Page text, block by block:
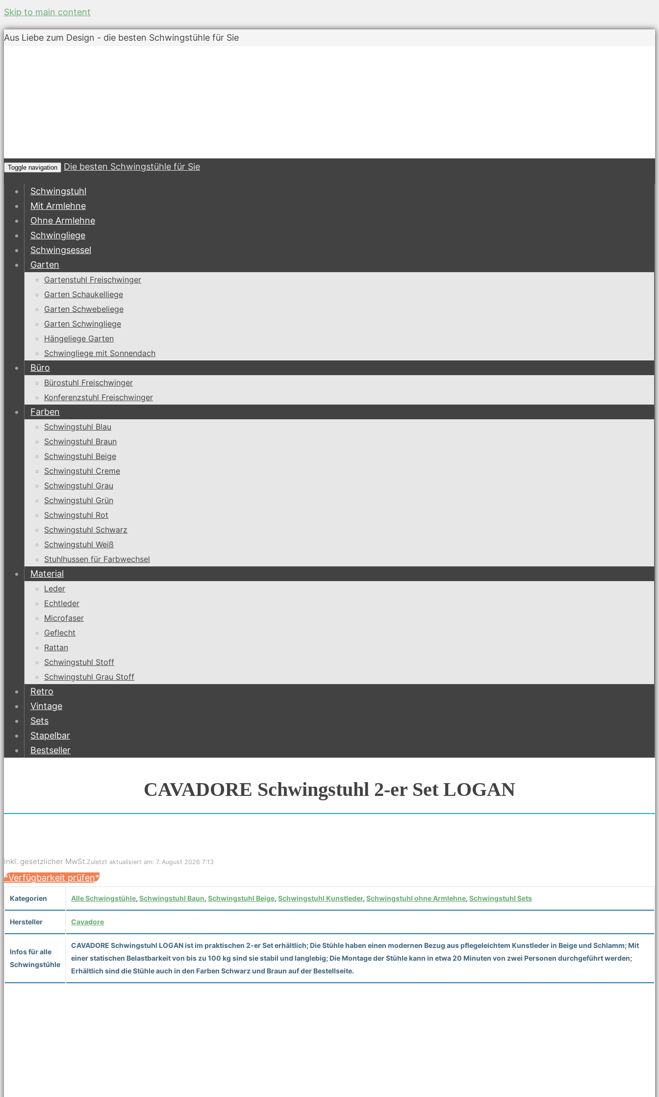
Skip to main content
Aus Liebe zum Design - die besten Schwingstühle für Sie
Toggle navigation Die besten Schwingstühle für Sie
Schwingstuhl
Mit Armlehne
Ohne Armlehne
Schwingliege
Schwingsessel
Garten
Gartenstuhl Freischwinger
Garten Schaukelliege
Garten Schwebeliege
Garten Schwingliege
Hängeliege Garten
Schwingliege mit Sonnendach
Büro
Bürostuhl Freischwinger
Konferenzstuhl Freischwinger
Farben
Schwingstuhl Blau
Schwingstuhl Braun
Schwingstuhl Beige
Schwingstuhl Creme
Schwingstuhl Grau
Schwingstuhl Grün
Schwingstuhl Rot
Schwingstuhl Schwarz
Schwingstuhl Weiß
Stuhlhussen für Farbwechsel
Material
Leder
Echtleder
Microfaser
Geflecht
Rattan
Schwingstuhl Stoff
Schwingstuhl Grau Stoff
Retro
Vintage
Sets
Stapelbar
Bestseller
CAVADORE Schwingstuhl 2-er Set LOGAN
inkl. gesetzlicher MwSt.Zuletzt aktualisiert am: 7. August 2026 7:13
*Verfügbarkeit prüfen*
Kategorien Alle Schwingstühle, Schwingstuhl Baun, Schwingstuhl Beige, Schwingstuhl Kunstleder, Schwingstuhl ohne Armlehne, Schwingstuhl Sets
Hersteller Cavadore
Infos für alle
Schwingstühle
CAVADORE Schwingstuhl LOGAN ist im praktischen 2-er Set erhältlich; Die Stühle haben einen modernen Bezug aus pflegeleichtem Kunstleder in Beige und Schlamm; Mit
einer statischen Belastbarkeit von bis zu 100 kg sind sie stabil und langlebig; Die Montage der Stühle kann in etwa 20 Minuten von zwei Personen durchgeführt werden;
Erhältlich sind die Stühle auch in den Farben Schwarz und Braun auf der Bestellseite.